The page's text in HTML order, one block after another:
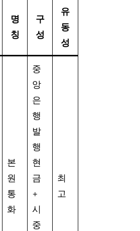
명
칭
구
성
유
동
성
본
원
통
화
중
앙
은
행
발
행
현
금
+
시
중
최
고